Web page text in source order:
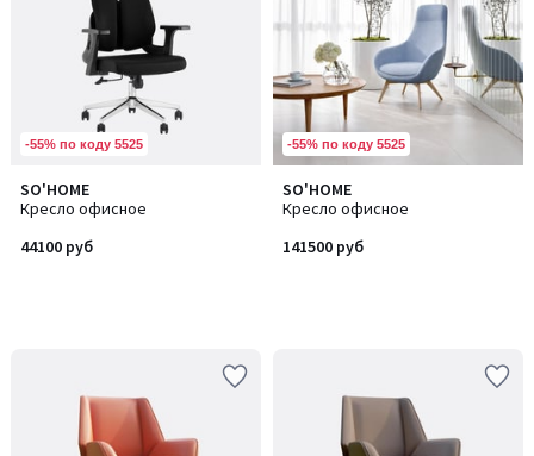
-55% по коду 5525
SO'HOME
Кресло офисное
44100 руб
-55% по коду 5525
SO'HOME
Кресло офисное
141500 руб